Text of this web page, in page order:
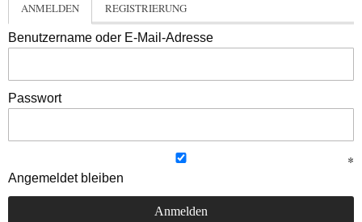
ANMELDEN REGISTRIERUNG
Benutzername oder E-Mail-Adresse
Passwort
Angemeldet bleiben